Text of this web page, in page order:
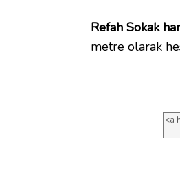
Refah Sokak
metre olarak